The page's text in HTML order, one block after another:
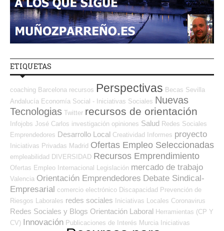
ETIQUETAS
coaching Barcelona recursos Perspectivas Becas Sevilla
Andalucía Economía Social - Iniciativas Sociales Nuevas
Tecnologias Twitter recursos de orientación
Infojobs José Carlos investigación opiniones Salud Redes Sociales
Emprendedores Desarrollo Local Creatividad Informes proyecto
Iniciativas Privadas Madrid Ofertas Empleo Seleccionadas
empleabilidad DIVERSIDAD Recursos Emprendimiento
Ofertas Empleo Internacional Legislación mercado de trabajo
Valencia Orientación Emprendedores Debate Sindical-
Empresarial comercio electrónico Discapacidad Prevención de
Riesgos Laborales redes sociales Iniciativas Locales Coronavirus
Redes Sociales y Blogs Orientación Laboral Herramientas (CP Y
CV) Innovación Publicaciones de Interés Murcia Iniciativas